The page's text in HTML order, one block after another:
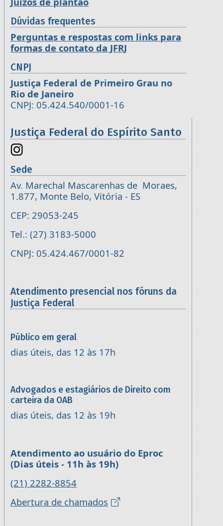
Dúvidas frequentes
Perguntas e respostas com links para
formas de contato da JFRJ
CNPJ
Justiça Federal de Primeiro Grau no
Rio de Janeiro
CNPJ: 05.424.540/0001-16
Justiça Federal do Espírito Santo
Sede
Av. Marechal Mascarenhas de Moraes,
1.877, Monte Belo, Vitória - ES
CEP: 29053-245
Tel.: (27) 3183-5000
CNPJ: 05.424.467/0001-82
Atendimento presencial nos fóruns da
Justiça Federal
Público em geral
dias úteis, das 12 às 17h
Advogados e estagiários de Direito com
carteira da OAB
dias úteis, das 12 às 19h
Atendimento ao usuário do Eproc
(Dias úteis - 11h às 19h)
(21) 2282-8854
Abertura de chamados